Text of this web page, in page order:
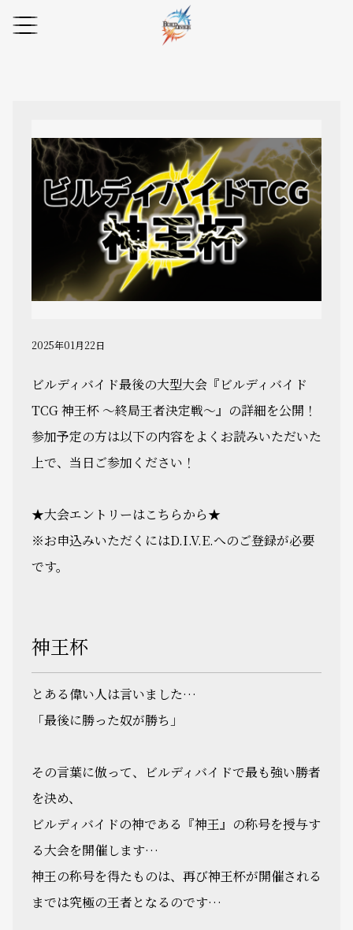
2025年01月22日
ビルディバイド最後の大型大会『ビルディバイド
TCG 神王杯 ～終局王者決定戦～』の詳細を公開！
参加予定の方は以下の内容をよくお読みいただいた
上で、当日ご参加ください！
★大会エントリーはこちらから★
※お申込みいただくにはD.I.V.E.へのご登録が必要
です。
神王杯
とある偉い人は言いました…
「最後に勝った奴が勝ち」
その言葉に倣って、ビルディバイドで最も強い勝者
を決め、
ビルディバイドの神である『神王』の称号を授与す
る大会を開催します…
神王の称号を得たものは、再び神王杯が開催される
までは究極の王者となるのです…